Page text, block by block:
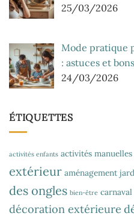
25/03/2026
Mode pratique
: astuces et
24/03/2026
ÉTIQUETTES
activités enfants activités manuelles
extérieur aménagement
des ongles bien-être carnaval
décoration extérieure